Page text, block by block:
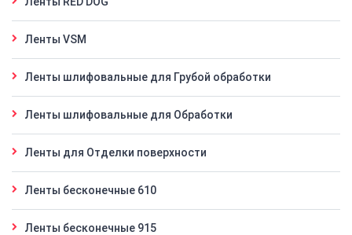
Ленты VSM
Ленты шлифовальные для Грубой обработки
Ленты шлифовальные для Обработки
Ленты для Отделки поверхности
Ленты бесконечные 610
Ленты бесконечные 915